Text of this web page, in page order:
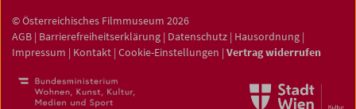
© Österreichisches Filmmuseum 2026
AGB | Barrierefreiheitserklärung | Datenschutz | Hausordnung |
Impressum | Kontakt | Cookie-Einstellungen | Vertrag widerrufen